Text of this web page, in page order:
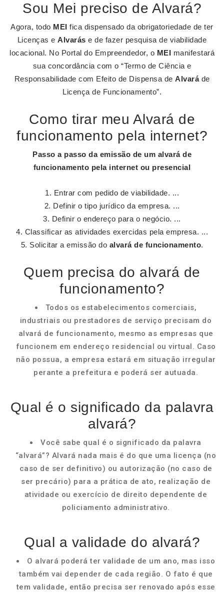
Sou Mei preciso de Alvará?
Agora, todo MEI fica dispensado da obrigatoriedade de ter
Licenças eAlvarás e de fazer pesquisa de viabilidade
locacional. No Portal do Empreendedor, o MEI manifestará
sua concordância com o “Termo de Ciência e
Responsabilidade com Efeito de Dispensa de Alvaráde
Licença de Funcionamento”.
Como tirar meu Alvará de
funcionamento pela internet?
Passo a passo da emissão de um alvará de
funcionamento pela internet ou presencial
Entrar com pedido de viabilidade. ...
Definir o tipo jurídico da empresa. ...
Definir o endereço para o negócio. ...
Classificar as atividades exercidas pela empresa. ...
Solicitar a emissão do alvará de funcionamento.
Quem precisa do alvará de
funcionamento?
Todos os estabelecimentos comerciais,
industriais ou prestadores de serviço precisam do
alvará de funcionamento, mesmo as empresas que
funcionem em endereço residencial ou virtual. Caso
não possua, a empresa estará em situação irregular
perante a prefeitura e poderá ser autuada.
Qual é o significado da palavra
alvará?
Você sabe qual é o significado da palavra
“alvará”? Alvará nada mais é do que uma licença (no
caso de ser definitivo) ou autorização (no caso de
ser precário) para a prática de ato, realização de
atividade ou exercício de direito dependente de
policiamento administrativo.
Qual a validade do alvará?
O alvará poderá ter validade de um ano, mas isso
também vai depender de cada região. O fato é que
tem validade, então precisa ser renovado após esse